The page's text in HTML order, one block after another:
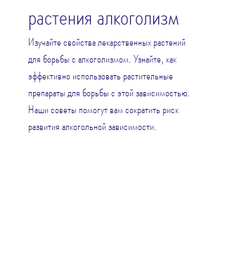
растения алкоголизм
Изучайте свойства лекарственных растений
для борьбы с алкоголизмом. Узнайте, как
эффективно использовать растительные
препараты для борьбы с этой зависимостью.
Наши советы помогут вам сократить риск
развития алкогольной зависимости.